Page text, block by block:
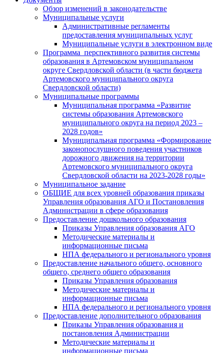
Обзор изменений в законодательстве
Муниципальные услуги
Административные регламенты
предоставления муниципальных услуг
Муниципальные услуги в электронном виде
Программа перспективного развития системы
образования в Артемовском муниципальном
округе Свердловской области (в части бюджета
Артемовского муниципального округа
Свердловской области)
Муниципальные программы
Муниципальная программа «Развитие
системы образования Артемовского
муниципального округа на период 2023 –
2028 годов»
Муниципальная программа «Формирование
законопослушного поведения участников
дорожного движения на территории
Артемовского муниципального округа
Свердловской области на 2023-2028 годы»
Муниципальное задание
ОБЩИЕ для всех уровней образования приказы
Управления образования АГО и Постановления
Администрации в сфере образования
Предоставление дошкольного образования
Приказы Управления образования АГО
Методические материалы и
информационные письма
НПА федерального и регионального уровня
Предоставление начального общего, основного
общего, среднего общего образования
Приказы Управления образования
Методические материалы и
информационные письма
НПА федерального и регионального уровня
Предоставление дополнительного образования
Приказы Управления образования и
постановления Администрации
Методические материалы и
информационные письма